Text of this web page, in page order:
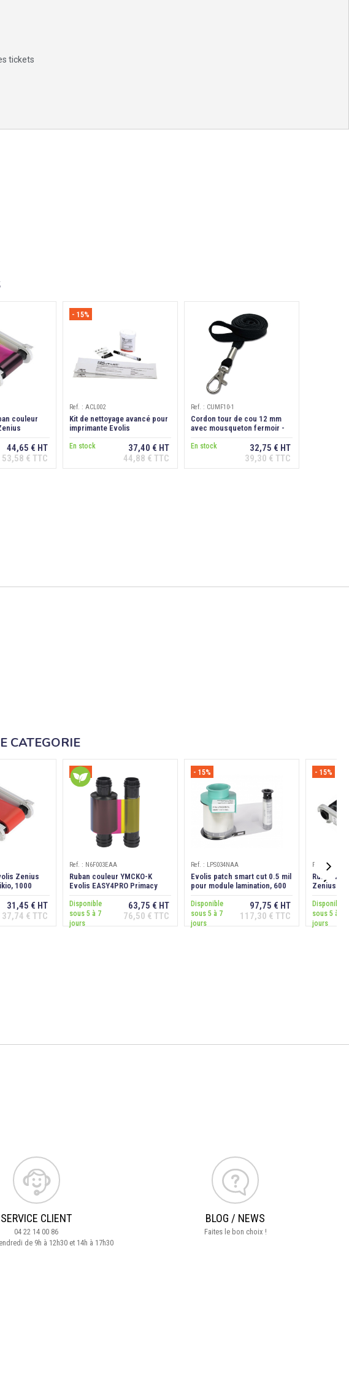
tickets
couleur
44,65 € HT
53,58 € TTC
au
- 15%
Ref. : ACL002
Kit de nettoyage avancé pour
imprimante Evolis
En stock
37,40 € HT
44,88 € TTC
Ajouter au
Ref. : CUMF10-1
Cordon tour de cou 12 mm
avec mousqueton fermoir -
En stock
32,75 € HT
39,30 € TTC
Ajouter au
CATEGORIE
Zenius
1000
31,45 € HT
37,74 € TTC
au
- 15%
Ref. : N6F003EAA
Ruban couleur YMCKO-K
Evolis EASY4PRO Primacy
Disponible
sous 5 à 7
jours
63,75 € HT
76,50 € TTC
Ajouter au
- 15%
Ref. : LPS034NAA
Evolis patch smart cut 0.5 mil
pour module lamination, 600
Disponible
sous 5 à 7
jours
97,75 € HT
117,30 € TTC
Ajouter au
- 15%
Ref. :
Ruban
Zenius 1/
Disponible
sous 5 à 7
jours

SERVICE CLIENT
04 22 14 00 86
de 9h à 12h30 et 14h à 17h30
BLOG / NEWS
Faites le bon choix !